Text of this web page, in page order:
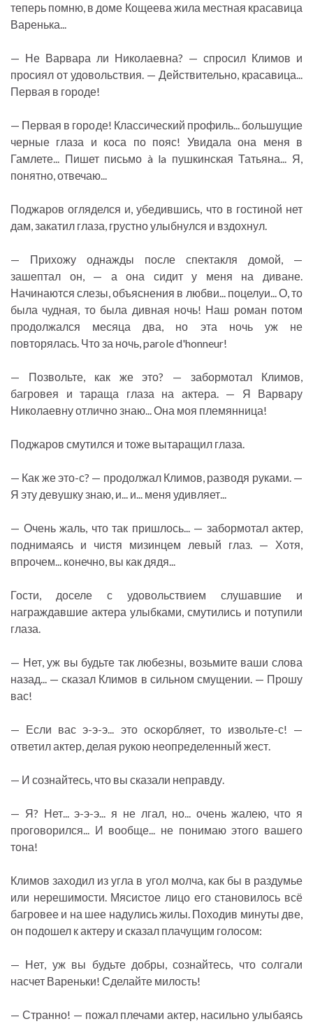
теперь помню, в доме Кощеева жила местная красавица
Варенька...
— Не Варвара ли Николаевна? — спросил Климов и
просиял от удовольствия. — Действительно, красавица...
Первая в городе!
— Первая в городе! Классический профиль... большущие
черные глаза и коса по пояс! Увидала она меня в
Гамлете... Пишет письмо à la пушкинская Татьяна... Я,
понятно, отвечаю...
Поджаров огляделся и, убедившись, что в гостиной нет
дам, закатил глаза, грустно улыбнулся и вздохнул.
— Прихожу однажды после спектакля домой, —
зашептал он, — а она сидит у меня на диване.
Начинаются слезы, объяснения в любви... поцелуи... О, то
была чудная, то была дивная ночь! Наш роман потом
продолжался месяца два, но эта ночь уж не
повторялась. Что за ночь, parole d'honneur!
— Позвольте, как же это? — забормотал Климов,
багровея и тараща глаза на актера. — Я Варвару
Николаевну отлично знаю... Она моя племянница!
Поджаров смутился и тоже вытаращил глаза.
— Как же это-с? — продолжал Климов, разводя руками. —
Я эту девушку знаю, и... и... меня удивляет...
— Очень жаль, что так пришлось... — забормотал актер,
поднимаясь и чистя мизинцем левый глаз. — Хотя,
впрочем... конечно, вы как дядя...
Гости, доселе с удовольствием слушавшие и
награждавшие актера улыбками, смутились и потупили
глаза.
— Нет, уж вы будьте так любезны, возьмите ваши слова
назад... — сказал Климов в сильном смущении. — Прошу
вас!
— Если вас э-э-э... это оскорбляет, то извольте-с! —
ответил актер, делая рукою неопределенный жест.
— И сознайтесь, что вы сказали неправду.
— Я? Нет... э-э-э... я не лгал, но... очень жалею, что я
проговорился... И вообще... не понимаю этого вашего
тона!
Климов заходил из угла в угол молча, как бы в раздумье
или нерешимости. Мясистое лицо его становилось всё
багровее и на шее надулись жилы. Походив минуты две,
он подошел к актеру и сказал плачущим голосом:
— Нет, уж вы будьте добры, сознайтесь, что солгали
насчет Вареньки! Сделайте милость!
— Странно! — пожал плечами актер, насильно улыбаясь